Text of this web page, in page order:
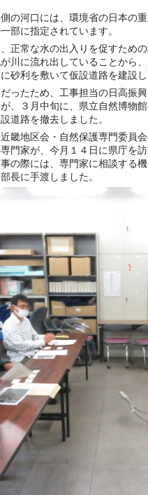
の河口には、環境省の日本の
部に指定されています。
正常な水の出入りを促すため
川に流れ出していることから
砂利を敷いて仮設道路を建設し
ったため、工事担当の日高振
、３月中旬に、県立自然博物
道路を撤去しました。
畿地区会・自然保護専門委員
門家が、今月１４日に県庁を
の際には、専門家に相談する
長に手渡しました。